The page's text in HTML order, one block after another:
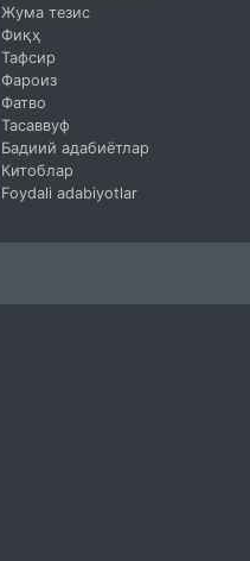
Жума тезис
Фиқҳ
Тафсир
Фароиз
Фатво
Тасаввуф
Бадиий адабиётлар
Китоблар
Foydali adabiyotlar